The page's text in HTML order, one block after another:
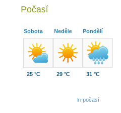
Počasí
Sobota
25 °C
Neděle
29 °C
Pondělí
31 °C
In-počasí